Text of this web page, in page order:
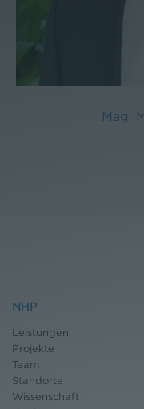
Mag.
NHP
Leistungen
Projekte
Team
Standorte
Wissenschaft